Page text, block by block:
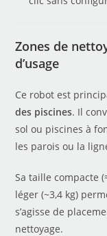
Zones de
d’usage
Ce robot est
des piscines. Il
sol ou piscines à
les parois ou la
Sa taille compacte
léger (~3,4 kg)
s’agisse de
nettoyage.